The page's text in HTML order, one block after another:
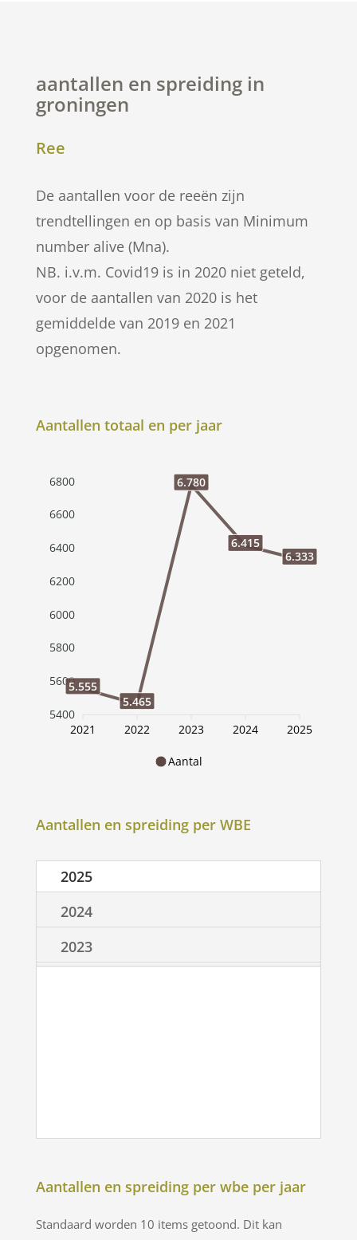
aantallen en spreiding in
groningen
Ree
De aantallen voor de reeën zijn
trendtellingen en op basis van Minimum
number alive (Mna).
NB. i.v.m. Covid19 is in 2020 niet geteld,
voor de aantallen van 2020 is het
gemiddelde van 2019 en 2021
opgenomen.
Aantallen totaal en per jaar
Aantal
6800
6600
6400
6200
6000
5800
5600
5400
5.555
5.465
6.780
6.415
6.333
2021 2022 2023 2024 2025
Aantallen en spreiding per WBE
2025
2024
2023
Aantallen en spreiding per wbe per jaar
Standaard worden 10 items getoond. Dit kan